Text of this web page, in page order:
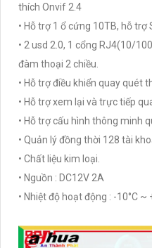
thích Onvif 2.4
• Hỗ trợ 1 ổ cứng 10TB, hỗ trợ
• 2 usd 2.0, 1 cổng RJ4(10/
đàm thoại 2 chiều.
• Hỗ trợ điều khiển quay quét
• Hỗ trợ xem lại và trực tiếp
• Hỗ trợ cấu hình thông minh
• Quản lý đồng thời 128 tài
• Chất liệu kim loại.
• Nguồn : DC12V 2A
• Nhiệt độ hoạt động : -10°C ~